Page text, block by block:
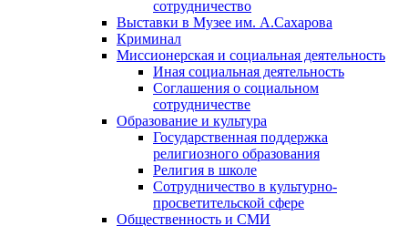
сотрудничество
Выставки в Музее им. А.Сахарова
Криминал
Миссионерская и социальная деятельность
Иная социальная деятельность
Соглашения о социальном
сотрудничестве
Образование и культура
Государственная поддержка
религиозного образования
Религия в школе
Сотрудничество в культурно-
просветительской сфере
Общественность и СМИ